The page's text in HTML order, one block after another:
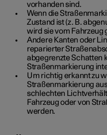
vorhanden sind.
Wenn die
Zustand ist (z. B.
wird sie vom Fahrzeug
Andere Kanten oder
reparierter
abgegrenzte Schatten
Straßenmarkierung
Um richtig erkannt zu
Straßenmarkierung
schlechten
Fahrzeug oder von
werden.